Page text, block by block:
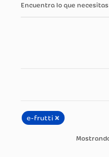
Encuentra lo que necesitas
e-frutti ×